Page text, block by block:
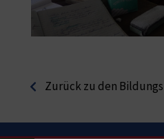
Zurück zu den